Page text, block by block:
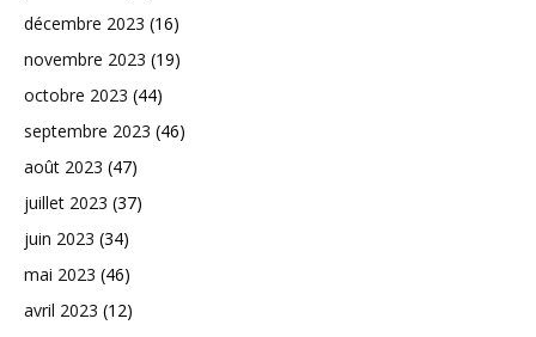
décembre 2023 (16)
novembre 2023 (19)
octobre 2023 (44)
septembre 2023 (46)
août 2023 (47)
juillet 2023 (37)
juin 2023 (34)
mai 2023 (46)
avril 2023 (12)